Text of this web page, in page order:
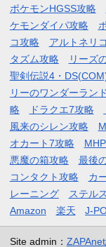
ポケモンHGSS攻略
ケモンダイパ攻略
コ攻略
アルトネリ
タズム攻略
リーズ
聖剣伝説4・
リーのワンダーラン
略
ドラクエ7攻略
風来のシレン攻略
オカート7攻略
悪魔の箱攻略
最後
コンタクト攻略
カ
レーニング
ステル
Amazon
楽天 J-
Site admin：